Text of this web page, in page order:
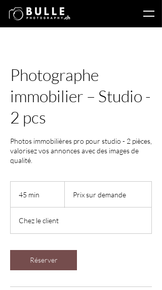
Photographe
immobilier – Studio -
2 pcs
Photos immobilières pro pour studio - 2 pièces,
valorisez vos annonces avec des images de
qualité.
45 min
i
n
demande
Prix sur demande
Chez le client
Réserver